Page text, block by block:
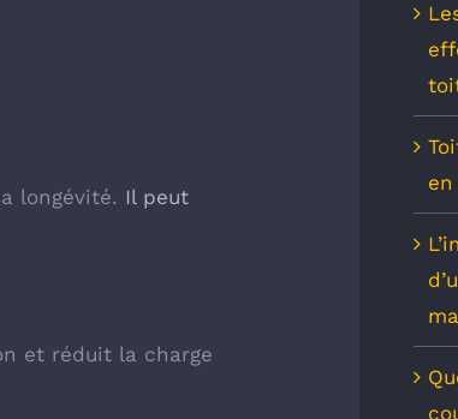
longévité. Il peut
et réduit la charge